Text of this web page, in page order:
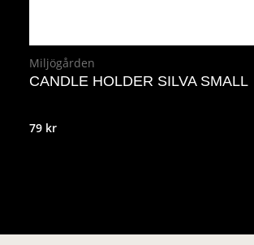
Miljögården
CANDLE HOLDER SILVA SMALL
79 kr